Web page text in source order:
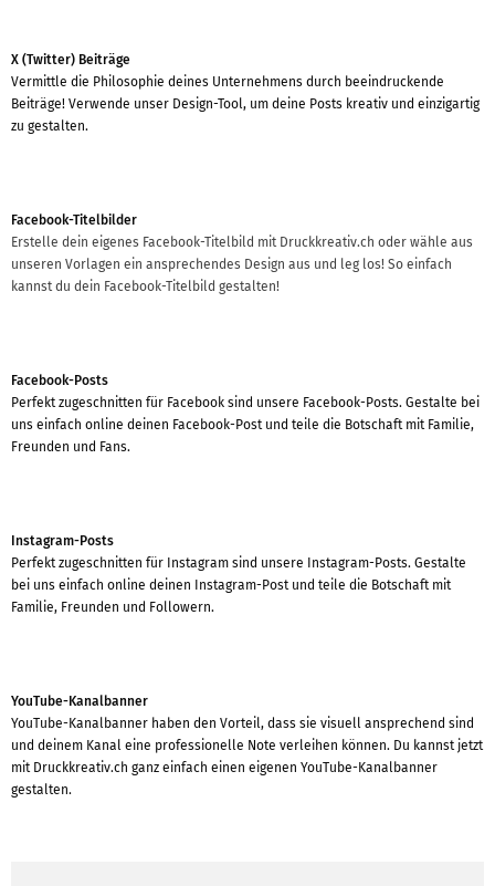
X (Twitter) Beiträge
Vermittle die Philosophie deines Unternehmens durch beeindruckende
Beiträge! Verwende unser Design-Tool, um deine Posts kreativ und einzigartig
zu gestalten.
Facebook-Titelbilder
Erstelle dein eigenes Facebook-Titelbild mit Druckkreativ.ch oder wähle aus
unseren Vorlagen ein ansprechendes Design aus und leg los! So einfach
kannst du dein Facebook-Titelbild gestalten!
Facebook-Posts
Perfekt zugeschnitten für Facebook sind unsere Facebook-Posts. Gestalte bei
uns einfach online deinen Facebook-Post und teile die Botschaft mit Familie,
Freunden und Fans.
Instagram-Posts
Perfekt zugeschnitten für Instagram sind unsere Instagram-Posts. Gestalte
bei uns einfach online deinen Instagram-Post und teile die Botschaft mit
Familie, Freunden und Followern.
YouTube-Kanalbanner
YouTube-Kanalbanner haben den Vorteil, dass sie visuell ansprechend sind
und deinem Kanal eine professionelle Note verleihen können. Du kannst jetzt
mit Druckkreativ.ch ganz einfach einen eigenen YouTube-Kanalbanner
gestalten.